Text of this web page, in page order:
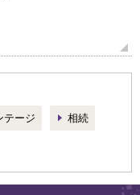
テージ 相続